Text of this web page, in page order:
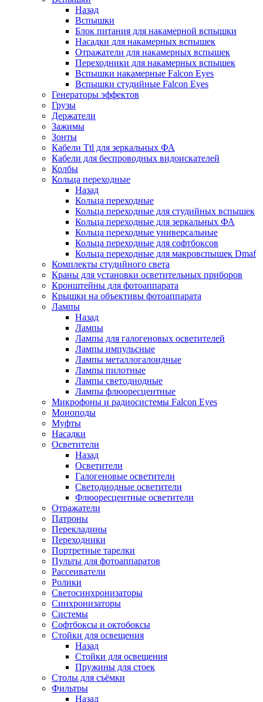
Назад
Вспышки
Блок питания для накамерной вспышки
Насадки для накамерных вспышек
Отражатели для накамерных вспышек
Переходники для накамерных вспышек
Вспышки накамерные Falcon Eyes
Вспышки студийные Falcon Eyes
Генераторы эффектов
Грузы
Держатели
Зажимы
Зонты
Кабели Ttl для зеркальных ФА
Кабели для беспроводных видоискателей
Колбы
Кольца переходные
Назад
Кольца переходные
Кольца переходные для студийных вспышек
Кольца переходные для зеркальных ФА
Кольца переходные универсальные
Кольца переходные для софтбоксов
Кольца переходные для макровспышек Dmaf
Комплекты студийного света
Краны для установки осветительных приборов
Кронштейны для фотоаппарата
Крышки на объективы фотоаппарата
Лампы
Назад
Лампы
Лампы для галогеновых осветителей
Лампы импульсные
Лампы металлогалоидные
Лампы пилотные
Лампы светодиодные
Лампы флюоресцентные
Микрофоны и радиосистемы Falcon Eyes
Моноподы
Муфты
Насадки
Осветители
Назад
Осветители
Галогеновые осветители
Светодиодные осветители
Флюоресцентные осветители
Отражатели
Патроны
Перекладины
Переходники
Портретные тарелки
Пульты для фотоаппаратов
Рассеиватели
Ролики
Светосинхронизаторы
Синхронизаторы
Системы
Софтбоксы и октобоксы
Стойки для освещения
Назад
Стойки для освещения
Пружины для стоек
Столы для съёмки
Фильтры
Назад